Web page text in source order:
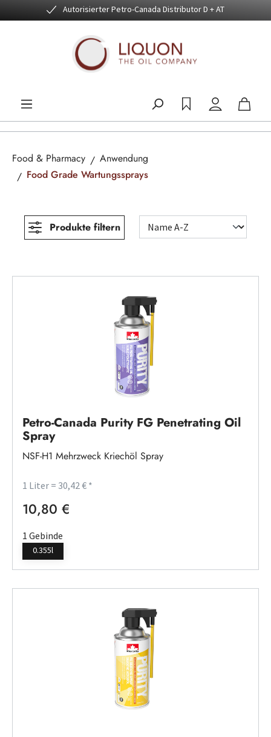
Zum Hauptinhalt springenAutorisierter Petro-Canada Distributor D + AT
Food & Pharmacy
Anwendung
Food Grade Wartungssprays
Produkte filtern
Petro-Canada Purity FG Penetrating Oil
Spray
NSF-H1 Mehrzweck Kriechöl Spray
1 Liter = 30,42 € *
Regulärer Preis:
10,80 €
1 Gebinde
0.355l